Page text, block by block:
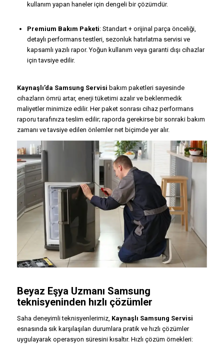
kullanım yapan haneler için dengeli bir çözümdür.
Premium Bakım Paketi: Standart + orijinal parça önceliği,
detaylı performans testleri, sezonluk hatırlatma servisi ve
kapsamlı yazılı rapor. Yoğun kullanım veya garanti dışı cihazlar
için tavsiye edilir.
Kaynaşlı’da Samsung Servisi bakım paketleri sayesinde
cihazların ömrü artar, enerji tüketimi azalır ve beklenmedik
maliyetler minimize edilir. Her paket sonrası cihaz performans
raporu tarafınıza teslim edilir; raporda gerekirse bir sonraki bakım
zamanı ve tavsiye edilen önlemler net biçimde yer alır.
Beyaz Eşya Uzmanı Samsung
teknisyeninden hızlı çözümler
Saha deneyimli teknisyenlerimiz, Kaynaşlı Samsung Servisi
esnasında sık karşılaşılan durumlara pratik ve hızlı çözümler
uygulayarak operasyon süresini kısaltır. Hızlı çözüm örnekleri: